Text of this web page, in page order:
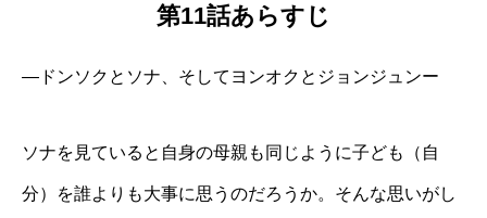
第11話あらすじ
―ドンソクとソナ、そしてヨンオクとジョンジュンー
ソナを見ていると自身の母親も同じように子ども（自
分）を誰よりも大事に思うのだろうか。そんな思いがし